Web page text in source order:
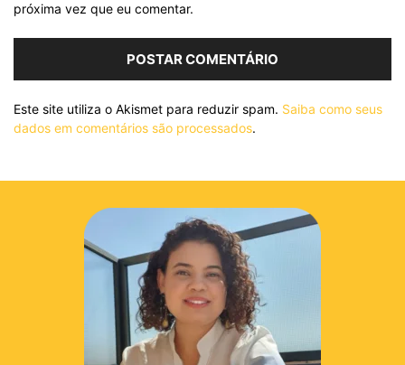
próxima vez que eu comentar.
Este site utiliza o Akismet para reduzir spam. Saiba como seus
dados em comentários são processados.